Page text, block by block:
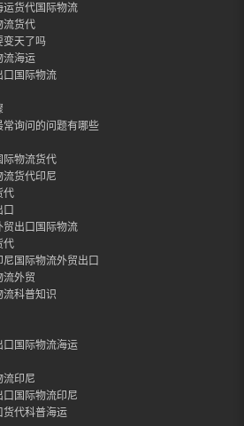
运货代国际物流
流货代
变天了吗
流海运
口国际物流
常询问的问题有哪些
际物流货代
货代印尼
代
出口国际物流
代
国际物流外贸出口
流外贸
科普知识
口国际物流海运
流印尼
国际物流印尼
货代科普海运